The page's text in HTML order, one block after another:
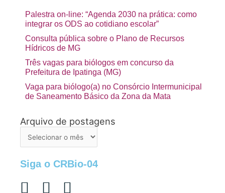
Palestra on-line: “Agenda 2030 na prática: como
integrar os ODS ao cotidiano escolar”
Consulta pública sobre o Plano de Recursos
Hídricos de MG
Três vagas para biólogos em concurso da
Prefeitura de Ipatinga (MG)
Vaga para biólogo(a) no Consórcio Intermunicipal
de Saneamento Básico da Zona da Mata
Arquivo de postagens
Arquivo
Siga o CRBio-04